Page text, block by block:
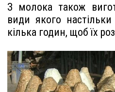
З молока також
види якого
кілька годин, щоб їх